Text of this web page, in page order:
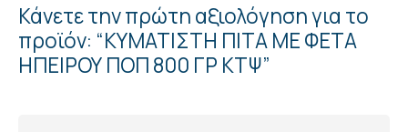
Κάνετε την πρώτη αξιολόγηση για το
προϊόν: “ΚΥΜΑΤΙΣΤΗ ΠΙΤΑ ΜΕ ΦΕΤΑ
ΗΠΕΙΡΟΥ ΠΟΠ 800 ΓΡ ΚΤΨ”